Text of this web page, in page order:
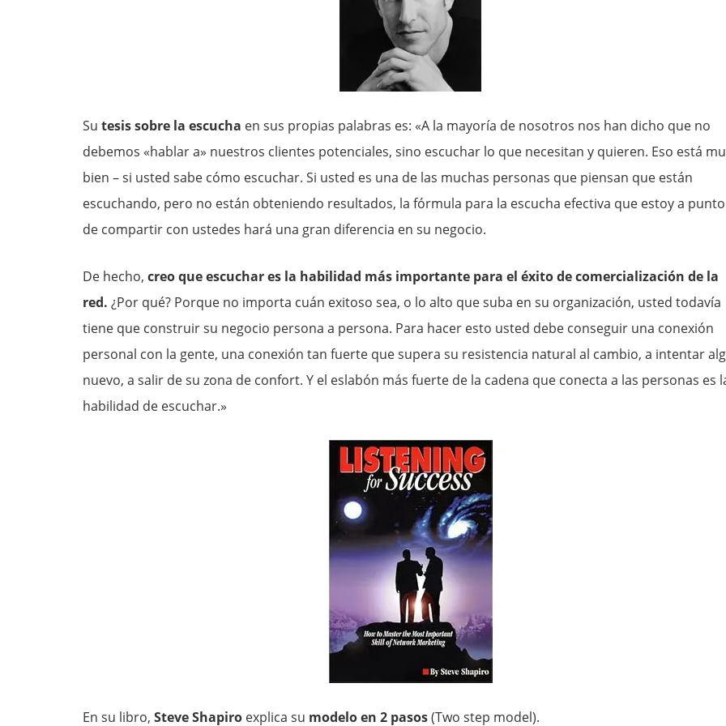
Su tesis sobre la escucha en sus propias palabras es: «A la mayoría de nosotros nos han dicho que no
debemos «hablar a» nuestros clientes potenciales, sino escuchar lo que necesitan y quieren. Eso está
bien – si usted sabe cómo escuchar. Si usted es una de las muchas personas que piensan que están
escuchando, pero no están obteniendo resultados, la fórmula para la escucha efectiva que estoy a punto
de compartir con ustedes hará una gran diferencia en su negocio.
De hecho, creo que escuchar es la habilidad más importante para el éxito de comercialización de la
red. ¿Por qué? Porque no importa cuán exitoso sea, o lo alto que suba en su organización, usted todavía
tiene que construir su negocio persona a persona. Para hacer esto usted debe conseguir una conexión
personal con la gente, una conexión tan fuerte que supera su resistencia natural al cambio, a intentar
nuevo, a salir de su zona de confort. Y el eslabón más fuerte de la cadena que conecta a las personas es
habilidad de escuchar.»
En su libro, Steve Shapiro explica su modelo en 2 pasos(Two step model).